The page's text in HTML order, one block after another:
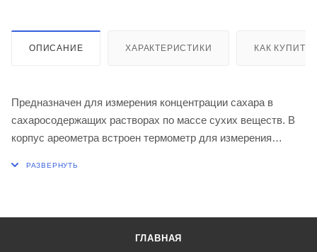
ОПИСАНИЕ ХАРАКТЕРИСТИКИ КАК КУПИТЬ
Предназначен для измерения концентрации сахара в
сахаросодержащих растворах по массе сухих веществ. В
корпус ареометра встроен термометр для измерения
ГЛАВНАЯ